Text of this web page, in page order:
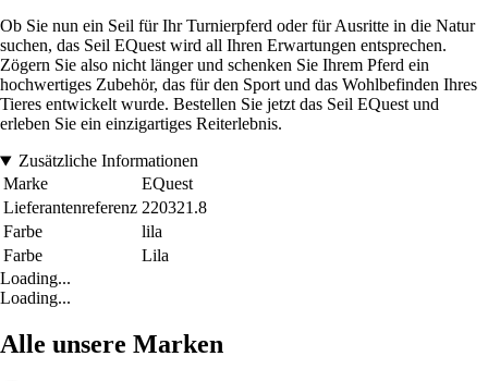
Ob Sie nun ein Seil für Ihr Turnierpferd oder für Ausritte in die Natur
suchen, das Seil EQuest wird all Ihren Erwartungen entsprechen.
Zögern Sie also nicht länger und schenken Sie Ihrem Pferd ein
hochwertiges Zubehör, das für den Sport und das Wohlbefinden Ihres
Tieres entwickelt wurde. Bestellen Sie jetzt das Seil EQuest und
erleben Sie ein einzigartiges Reiterlebnis.
Zusätzliche Informationen
Marke
EQuest
Lieferantenreferenz 220321.8
Farbe
lila
Farbe
Lila
Loading...
Loading...
Alle unsere Marken